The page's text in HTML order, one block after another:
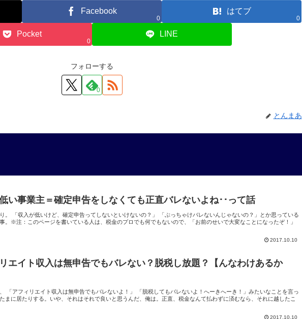
Facebook
0
はてブ
0
Pocket
0
LINE
フォローする
0
とんまあ
い事業主＝確定申告をしなくても正直バレないよね･･って話
。 「収入が低いけど、確定申告ってしないといけないの？」 「ぶっちゃけバレないんじゃないの？」とか思っている
。※注：このページを書いている人は、税金のプロでも何でもないので、「お前のせいで大変なことになったぞ！」
2017.10.10
エイト収入は無申告でもバレない？脱税し放題？【んなわけあるか
「アフィリエイト収入は無申告でもバレないよ！」 「脱税してもバレないよ！へーきへーき！」みたいなことを言っ
まに居たりする。いや、それはそれで良いと思うんだ、俺は。正直、税金なんて払わずに済むなら、それに越したこ
2017.10.10